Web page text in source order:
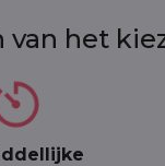
van het